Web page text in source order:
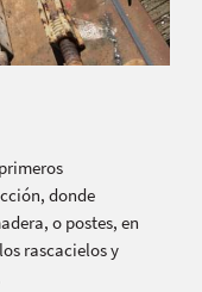
donde
o postes, en
rascacielos y